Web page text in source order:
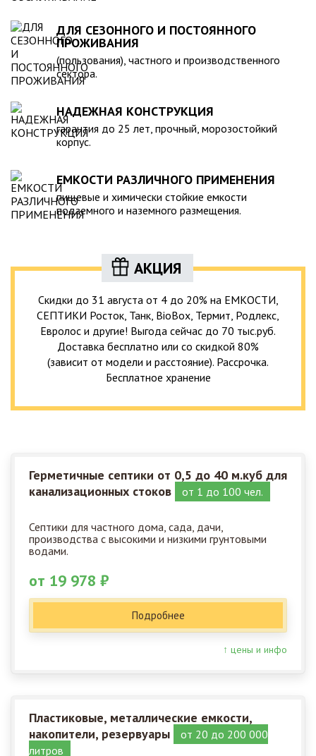
ДЛЯ СЕЗОННОГО И ПОСТОЯННОГО
ПРОЖИВАНИЯ
(пользования), частного и производственного
сектора.
НАДЕЖНАЯ КОНСТРУКЦИЯ
гарантия до 25 лет, прочный, морозостойкий
корпус.
ЕМКОСТИ РАЗЛИЧНОГО ПРИМЕНЕНИЯ
пищевые и химически стойкие емкости
подземного и наземного размещения.
АКЦИЯ
Скидки до 31 августа от 4 до 20% на ЕМКОСТИ,
СЕПТИКИ Росток, Танк, BioBox, Термит, Родлекс,
Евролос и другие! Выгода сейчас до 70 тыс.руб.
Доставка бесплатно или со скидкой 80%
(зависит от модели и расстояние). Рассрочка.
Бесплатное хранение
Герметичные септики от 0,5 до 40 м.куб для
канализационных стоков
от 1 до 100 чел.
Септики для частного дома, сада, дачи,
производства с высокими и низкими грунтовыми
водами.
от 19 978 ₽
Подробнее
↑ цены и инфо
Пластиковые, металлические емкости,
накопители, резервуары
от 20 до 200 000
литров